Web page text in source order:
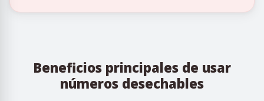
Beneficios principales de usar
números desechables